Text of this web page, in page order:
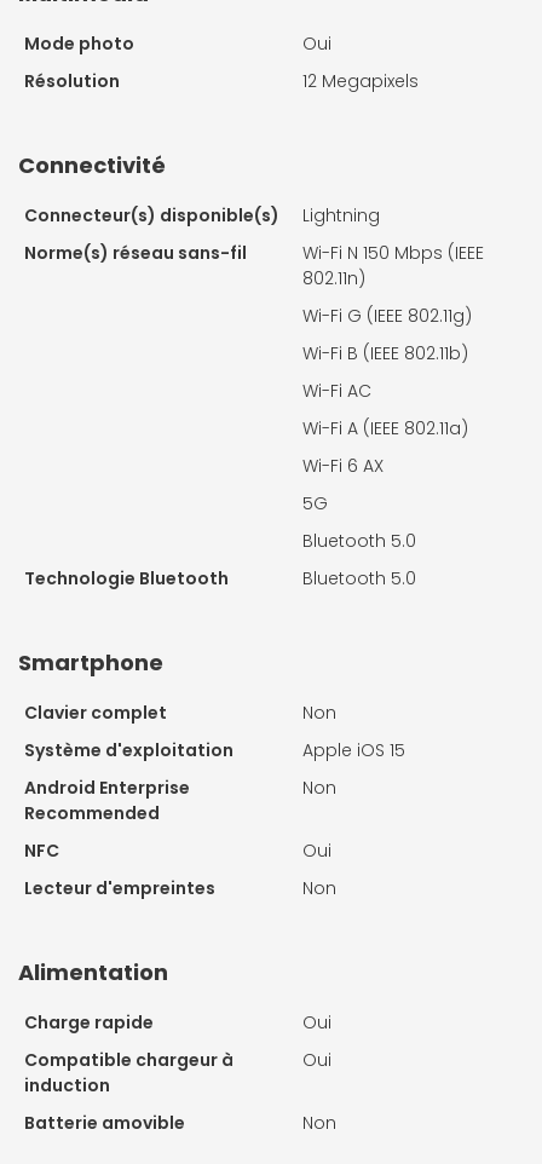
Mode photo
Oui
Résolution
12 Megapixels
Connectivité
Connecteur(s) disponible(s)
Lightning
Norme(s) réseau sans-fil
Wi-Fi N 150 Mbps (IEEE
802.11n)
Wi-Fi G (IEEE 802.11g)
Wi-Fi B (IEEE 802.11b)
Wi-Fi AC
Wi-Fi A (IEEE 802.11a)
Wi-Fi 6 AX
5G
Bluetooth 5.0
Technologie Bluetooth
Bluetooth 5.0
Smartphone
Clavier complet
Non
Système d'exploitation
Apple iOS 15
Android Enterprise
Recommended
Non
NFC
Oui
Lecteur d'empreintes
Non
Alimentation
Charge rapide
Oui
Compatible chargeur à
induction
Oui
Batterie amovible Non